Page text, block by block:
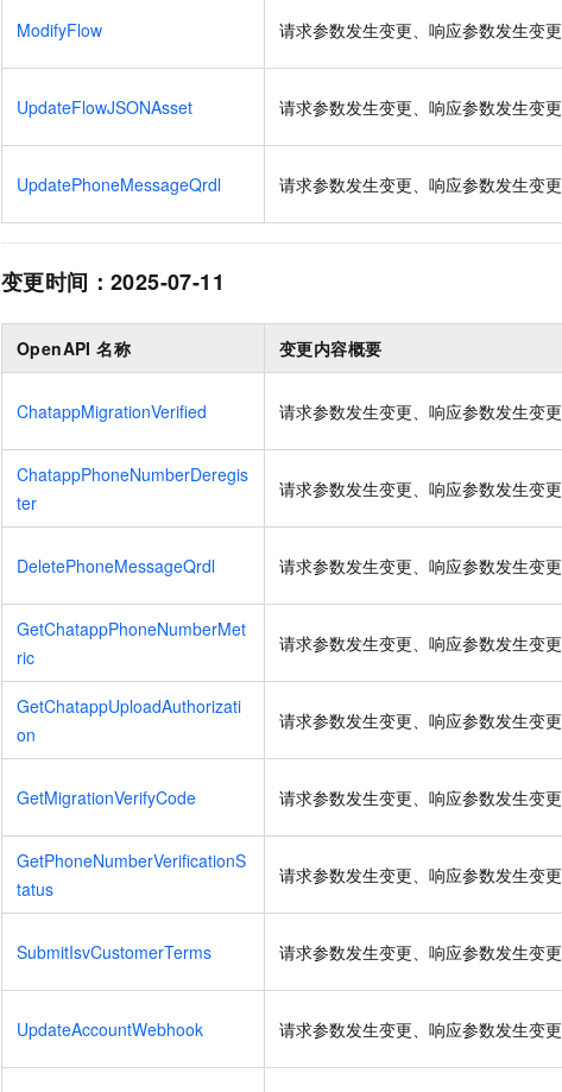
ModifyFlow 请求参数发生变更、响应参数发生变更
UpdateFlowJSONAsset 请求参数发生变更、响应参数发生变更
UpdatePhoneMessageQrdl 请求参数发生变更、响应参数发生变更
变更时间： 2025-07-11
OpenAPI 名称 变更内容概要
ChatappMigrationVerified 请求参数发生变更、响应参数发生变更
ChatappPhoneNumberDeregis
ter
请求参数发生变更、响应参数发生变更
DeletePhoneMessageQrdl 请求参数发生变更、响应参数发生变更
GetChatappPhoneNumberMet
ric
请求参数发生变更、响应参数发生变更
GetChatappUploadAuthorizati
on
请求参数发生变更、响应参数发生变更
GetMigrationVerifyCode 请求参数发生变更、响应参数发生变更
GetPhoneNumberVerificationS
tatus
请求参数发生变更、响应参数发生变更
SubmitIsvCustomerTerms 请求参数发生变更、响应参数发生变更
UpdateAccountWebhook 请求参数发生变更、响应参数发生变更